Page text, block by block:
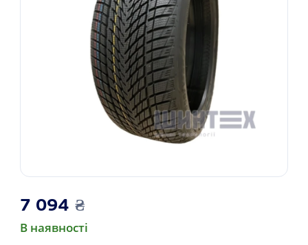
7 094 ₴
В наявності